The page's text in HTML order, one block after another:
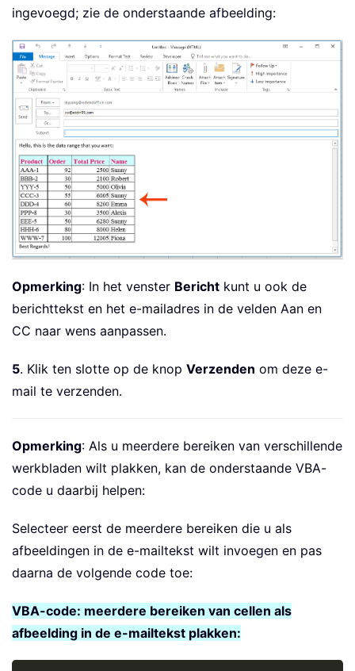
ingevoegd; zie de onderstaande afbeelding:
Opmerking: In het venster Bericht kunt u ook de
berichttekst en het e-mailadres in de velden Aan en
CC naar wens aanpassen.
5. Klik ten slotte op de knop Verzenden om deze e-
mail te verzenden.
Opmerking: Als u meerdere bereiken van verschillende
werkbladen wilt plakken, kan de onderstaande VBA-
code u daarbij helpen:
Selecteer eerst de meerdere bereiken die u als
afbeeldingen in de e-mailtekst wilt invoegen en pas
daarna de volgende code toe:
VBA-code: meerdere bereiken van cellen als
afbeelding in de e-mailtekst plakken: